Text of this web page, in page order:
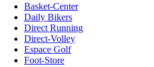
Basket-Center
Daily Bikers
Direct Running
Direct-Volley
Espace Golf
Foot-Store